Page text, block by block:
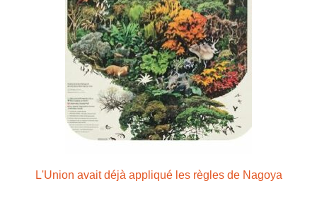
L'Union avait déjà appliqué les règles de Nagoya